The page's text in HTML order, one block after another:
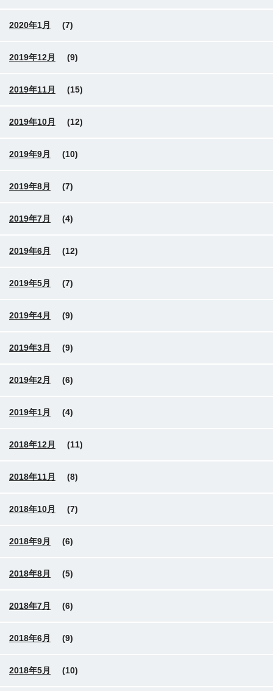
2020年1月 (7)
2019年12月 (9)
2019年11月 (15)
2019年10月 (12)
2019年9月 (10)
2019年8月 (7)
2019年7月 (4)
2019年6月 (12)
2019年5月 (7)
2019年4月 (9)
2019年3月 (9)
2019年2月 (6)
2019年1月 (4)
2018年12月 (11)
2018年11月 (8)
2018年10月 (7)
2018年9月 (6)
2018年8月 (5)
2018年7月 (6)
2018年6月 (9)
2018年5月 (10)